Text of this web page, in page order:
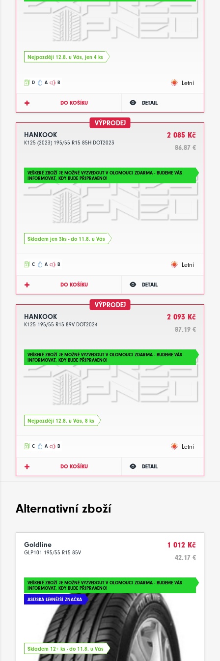
Nejpozději 12.8. u Vás, jen 4 ks
D A B Letní
DO KOŠÍKU DETAIL
VÝPRODEJ
HANKOOK
K125 (2023) 195/55 R15 85H DOT2023
2 085 Kč
86.87 €
VEŠKERÉ ZBOŽÍ JE MOŽNÉ VYZVEDOUT V OLOMOUCI ZDARMA - BUDEME VÁS
INFORMOVAT, KDY BUDE PŘIPRAVENO!
Skladem jen 3ks - do 11.8. u Vás
C A B Letní
DO KOŠÍKU DETAIL
VÝPRODEJ
HANKOOK
K125 195/55 R15 89V DOT2024
2 093 Kč
87.19 €
VEŠKERÉ ZBOŽÍ JE MOŽNÉ VYZVEDOUT V OLOMOUCI ZDARMA - BUDEME VÁS
INFORMOVAT, KDY BUDE PŘIPRAVENO!
Nejpozději 12.8. u Vás, 8 ks
C A B Letní
DO KOŠÍKU DETAIL
Alternativní zboží
Goldline
GLP101 195/55 R15 85V
1 012 Kč
42.17 €
VEŠKERÉ ZBOŽÍ JE MOŽNÉ VYZVEDOUT V OLOMOUCI ZDARMA - BUDEME VÁS
INFORMOVAT, KDY BUDE PŘIPRAVENO!
ASIJSKÁ LEVNĚJŠÍ ZNAČKA
Skladem 12+ ks - do 11.8. u Vás